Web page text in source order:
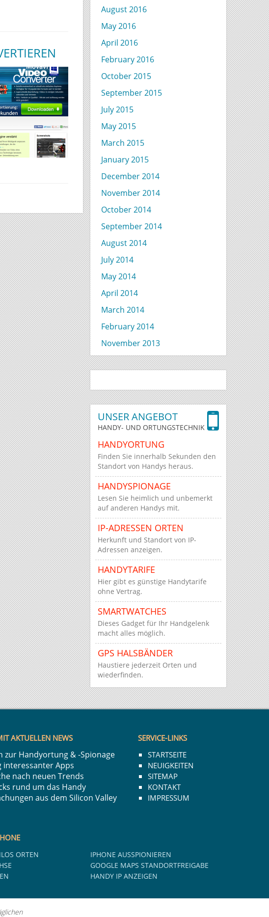
August 2016
May 2016
April 2016
February 2016
October 2015
September 2015
July 2015
May 2015
March 2015
January 2015
December 2014
November 2014
October 2014
September 2014
August 2014
July 2014
May 2014
April 2014
March 2014
February 2014
November 2013
UNSER ANGEBOT
HANDY- UND ORTUNGSTECHNIK
HANDYORTUNG
Finden Sie innerhalb Sekunden den
Standort von Handys heraus.
HANDYSPIONAGE
Lesen Sie heimlich und unbemerkt
auf anderen Handys mit.
IP-ADRESSEN ORTEN
Herkunft und Standort von IP-
Adressen anzeigen.
HANDYTARIFE
Hier gibt es günstige Handytarife
ohne Vertrag.
SMARTWATCHES
Dieses Gadget für Ihr Handgelenk
macht alles möglich.
GPS HALSBÄNDER
Haustiere jederzeit Orten und
wiederfinden.
AKTUELLEN NEWS
zur Handyortung &-Spionage
interessanter Apps
nach neuen Trends
rund um das Handy
aus dem Silicon Valley
SERVICE-LINKS
STARTSEITE
NEUIGKEITEN
SITEMAP
KONTAKT
IMPRESSUM
ORTEN
IPHONE AUSSPIONIEREN
GOOGLE MAPS STANDORTFREIGABE
HANDY IP ANZEIGEN